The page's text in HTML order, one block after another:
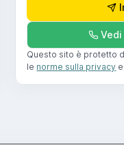
Questo sito è protetto
le norme sulla privacy